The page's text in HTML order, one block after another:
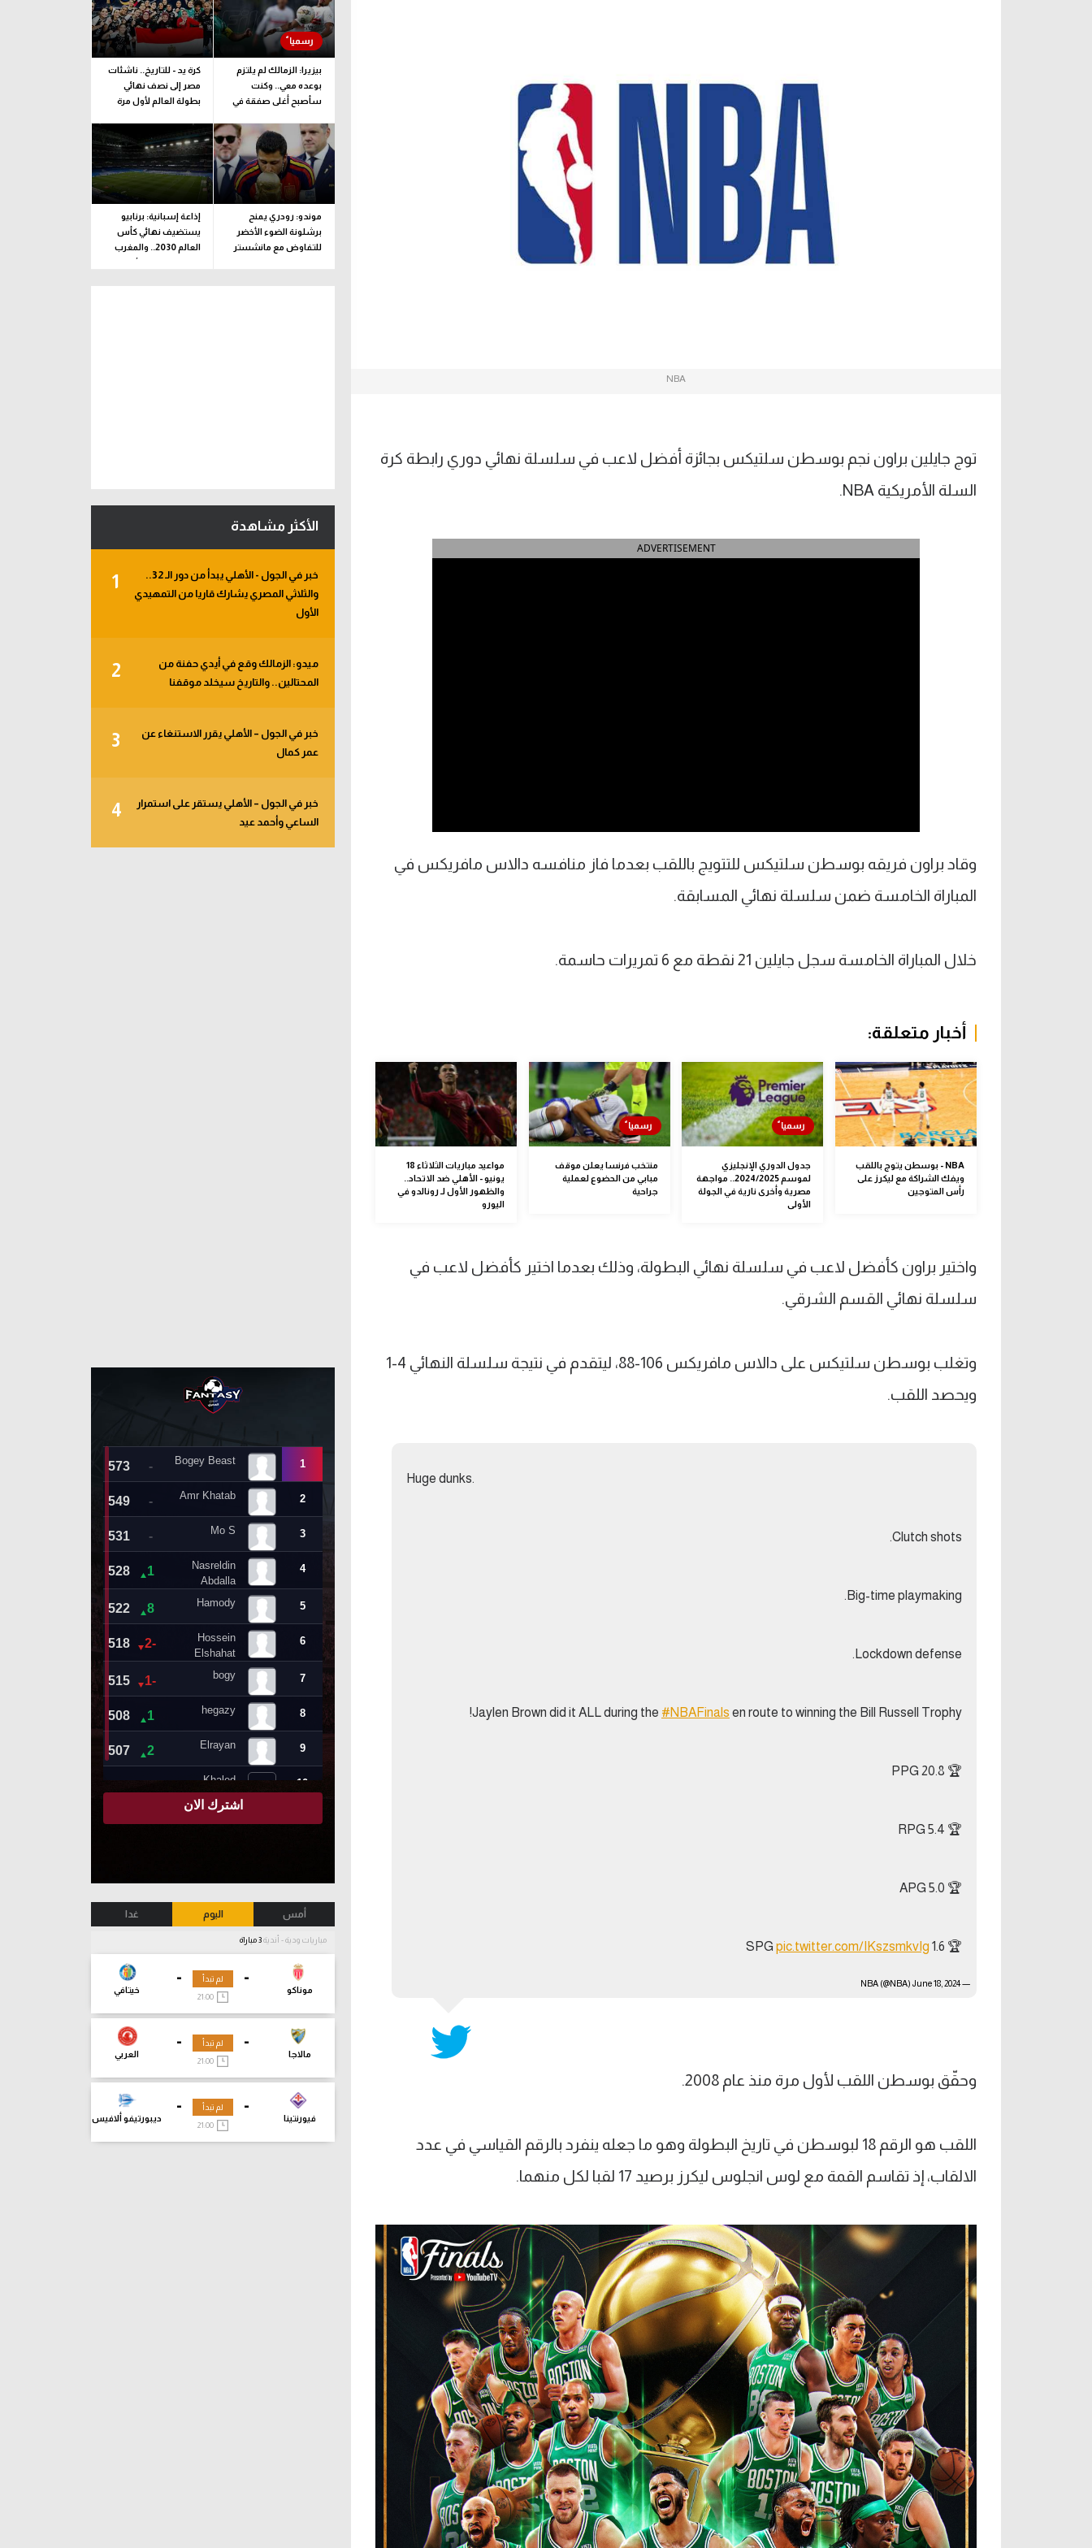
دوري أبطال إفريقيا
كل البطولات
رياضات أخرى
NBA
توج ‏جايلين براون نجم بوسطن سلتيكس بجائزة أفضل لاعب في سلسلة نهائي دوري رابطة كرة
السلة الأمريكية NBA.
ADVERTISEMENT
وقاد براون فريقه بوسطن سلتيكس للتتويج باللقب بعدما فاز منافسه دالاس مافريكس في
المباراة الخامسة ضمن سلسلة نهائي المسابقة.
خلال المباراة الخامسة سجل جايلين 21 نقطة مع 6 تمريرات حاسمة.
أخبار متعلقة:
NBA - بوسطن يتوج باللقب
ويفك الشراكة مع ليكرز على
رأس المتوجين
جدول الدوري الإنجليزي
لموسم 2024/2025.. مواجهة
مصرية وأخرى نارية في الجولة
الأولى
منتخب فرنسا يعلن موقف
مبابي من الحضوع لعملية
جراحية
مواعيد مباريات الثلاثاء 18
يونيو - الأهلي ضد الاتحاد..
والظهور الأول لـ رونالدو في
اليورو
واختير براون​ كأفضل لاعب في سلسلة نهائي البطولة، وذلك بعدما اختير كأفضل لاعب في
سلسلة نهائي القسم الشرقي.
وتغلب بوسطن سلتيكس على دالاس مافريكس 106-88، ليتقدم في نتيجة سلسلة النهائي 4-1
ويحصد اللقب.
Huge dunks.
Clutch shots.
Big-time playmaking.
Lockdown defense.
Jaylen Brown did it ALL during the #NBAFinals en route to winning the Bill Russell Trophy!
🏆 20.8 PPG
🏆 5.4 RPG
🏆 5.0 APG
🏆 1.6 SPG
pic.twitter.com/IKszsmkvIg
— NBA (@NBA)
June 18, 2024
وحقّق بوسطن اللقب لأول مرة منذ عام 2008.
اللقب هو الرقم 18 لبوسطن في تاريخ البطولة وهو ما جعله ينفرد بالرقم القياسي في عدد
الالقاب، إذ تقاسم القمة مع لوس انجلوس ليكرز برصيد 17 لقبا لكل منهما.
بيزيرا: الزمالك لم يلتزم
بوعده معي.. وكنت
سأصبح أغلى صفقة في
كرة يد - للتاريخ.. ناشئات
مصر إلى نصف نهائي
بطولة العالم لأول مرة
موندو: رودري يمنح
برشلونة الضوء الأخضر
للتفاوض مع مانشستر
إذاعة إسبانية: برنابيو
يستضيف نهائي كأس
العالم 2030.. والمغرب
تنظم مونديال الأندية
الأكثر مشاهدة
1
خبر في الجول - الأهلي يبدأ من دور الـ 32..
والثلاثي المصري يشارك قاريا من التمهيدي
الأول
2
ميدو: الزمالك وقع في أيدي حفنة من
المحتالين.. والتاريخ سيخلد موقفنا
3
خبر في الجول – الأهلي يقرر الاستنغاء عن
عمر كمال
4
خبر في الجول – الأهلي يستقر على استمرار
الساعي وأحمد عيد
أمس اليوم غدا
مباريات ودية - أندية
-
موناكو
-
خيتافي
لم تبدأ
-
مالاجا
-
العربي
لم تبدأ
-
فيورنتينا
-
ديبورتيفو ألافيس
لم تبدأ